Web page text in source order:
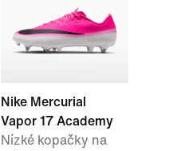
Nike Mercurial
Vapor 17 Academy
Nízké kopačky na